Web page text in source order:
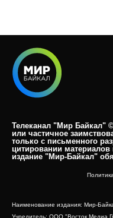
Телеканал "Мир Байкал"
или частичное
только с письменного
цитировании
издание "Мир-Байкал"
Наименование издания: Мир-
Учредитель: ООО "Восток Медиа